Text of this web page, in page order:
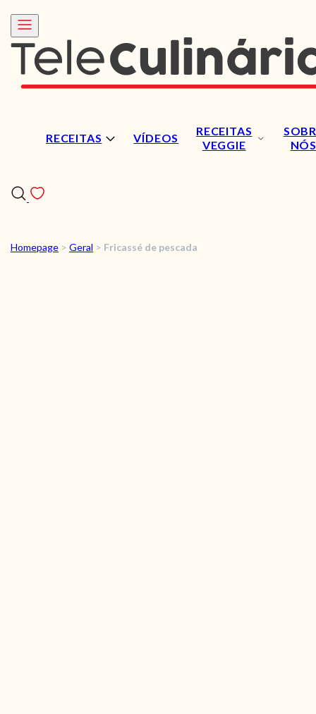
RECEITAS VÍDEOS
RECEITAS
VEGGIE
NÓS
RECEITAS
Homepage > Geral > Fricassé de pescada